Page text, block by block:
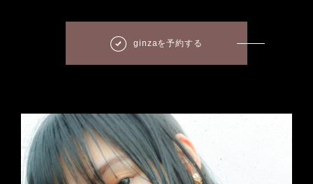
ginzaを予約する